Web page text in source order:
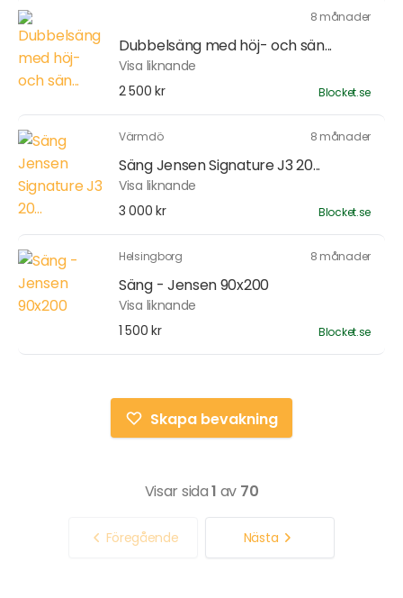
8 månader
Dubbelsäng med höj- och sän...
Visa liknande
2 500 kr
Blocket.se
Värmdö 8 månader
Säng Jensen Signature J3 20...
Visa liknande
3 000 kr
Blocket.se
Helsingborg 8 månader
Säng - Jensen 90x200
Visa liknande
1 500 kr
Blocket.se
Skapa bevakning
Visar sida1 av 70
Föregående Nästa